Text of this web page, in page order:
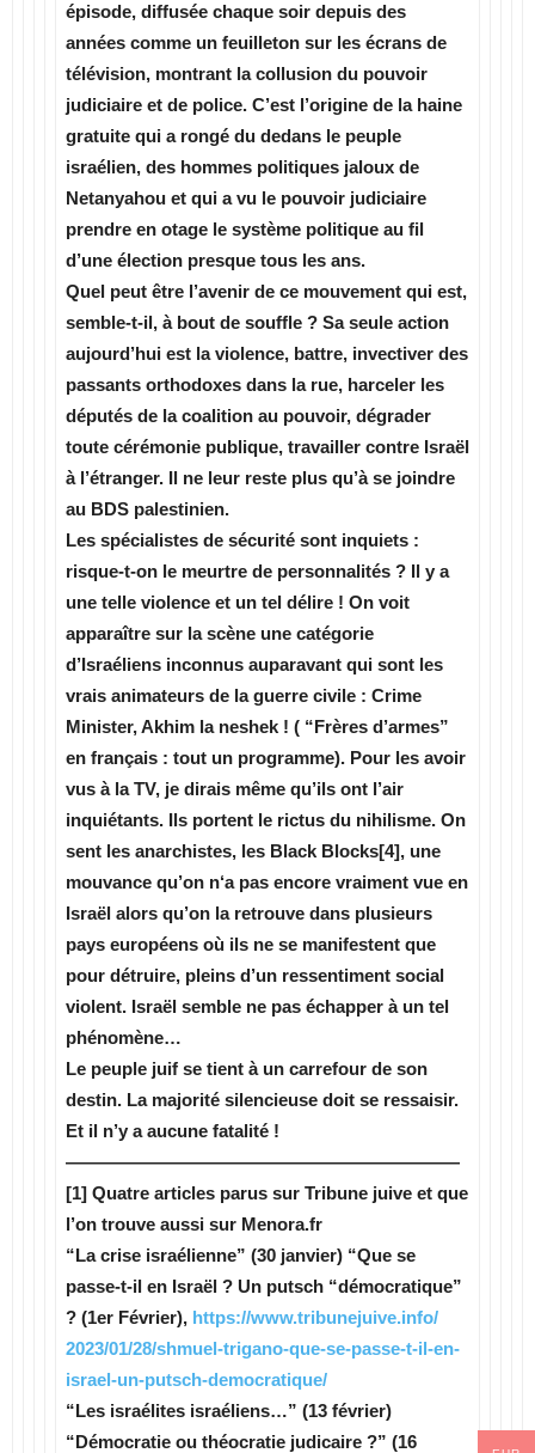
épisode, diffusée chaque soir depuis des
années comme un feuilleton sur les écrans de
télévision, montrant la collusion du pouvoir
judiciaire et de police. C’est l’origine de la haine
gratuite qui a rongé du dedans le peuple
israélien, des hommes politiques jaloux de
Netanyahou et qui a vu le pouvoir judiciaire
prendre en otage le système politique au fil
d’une élection presque tous les ans.
Quel peut être l’avenir de ce mouvement qui est,
semble-t-il, à bout de souffle ? Sa seule action
aujourd’hui est la violence, battre, invectiver des
passants orthodoxes dans la rue, harceler les
députés de la coalition au pouvoir, dégrader
toute cérémonie publique, travailler contre Israël
à l’étranger. Il ne leur reste plus qu’à se joindre
au BDS palestinien.
Les spécialistes de sécurité sont inquiets :
risque-t-on le meurtre de personnalités ? Il y a
une telle violence et un tel délire ! On voit
apparaître sur la scène une catégorie
d’Israéliens inconnus auparavant qui sont les
vrais animateurs de la guerre civile : Crime
Minister, Akhim la neshek ! ( “Frères d’armes”
en français : tout un programme). Pour les avoir
vus à la TV, je dirais même qu’ils ont l’air
inquiétants. Ils portent le rictus du nihilisme. On
sent les anarchistes, les Black Blocks[4], une
mouvance qu’on n‘a pas encore vraiment vue en
Israël alors qu’on la retrouve dans plusieurs
pays européens où ils ne se manifestent que
pour détruire, pleins d’un ressentiment social
violent. Israël semble ne pas échapper à un tel
phénomène…
Le peuple juif se tient à un carrefour de son
destin. La majorité silencieuse doit se ressaisir.
Et il n’y a aucune fatalité !
——————————————————————
[1] Quatre articles parus sur Tribune juive et que
l’on trouve aussi sur Menora.fr
“La crise israélienne” (30 janvier) “Que se
passe-t-il en Israël ? Un putsch “démocratique”
? (1er Février), https://www.tribunejuive.info/
2023/01/28/shmuel-trigano-que-se-passe-t-il-en-
israel-un-putsch-democratique/
“Les israélites israéliens…” (13 février)
“Démocratie ou théocratie judicaire ?” (16